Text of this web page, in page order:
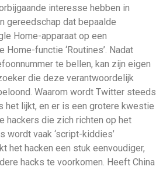
interesse hebben in
gereedschap dat bepaalde
Home-apparaat op een
functie ‘Routines’. Nadat
te bellen, kan zijn eigen
die deze verantwoordelijk
Waarom wordt Twitter steeds
het lijkt, en er is een grotere kwestie
hackers die zich richten op het
wordt vaak ‘script-kiddies’
het hacken een stuk eenvoudiger,
hacks te voorkomen. Heeft China